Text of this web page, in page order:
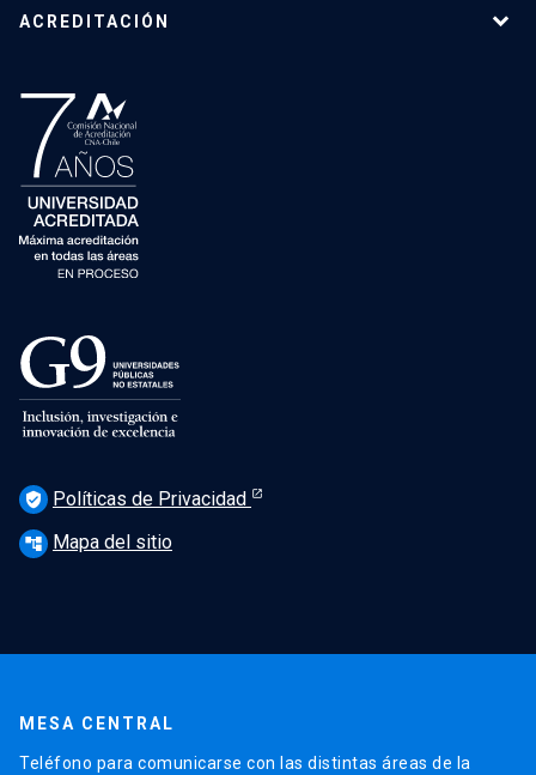
ACREDITACIÓN
verified_user Políticas de Privacidad
account_tree Mapa del sitio
MESA CENTRAL
Teléfono para comunicarse con las distintas áreas de la